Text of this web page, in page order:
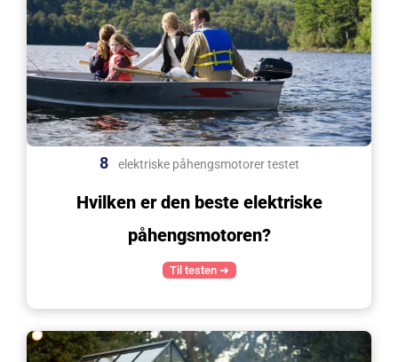
8 elektriske påhengsmotorer testet
Hvilken er den beste elektriske
påhengsmotoren?
Til testen ➜